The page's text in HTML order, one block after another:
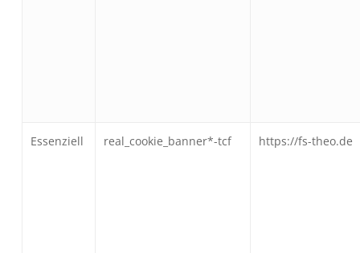
Essenziell real_cookie_banner*-tcf https://fs-theo.de